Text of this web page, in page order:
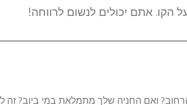
הקו. אתם יכולים לנשום לרווחה!
ואם החניה שלך מתמלאת במי ביוב? זה